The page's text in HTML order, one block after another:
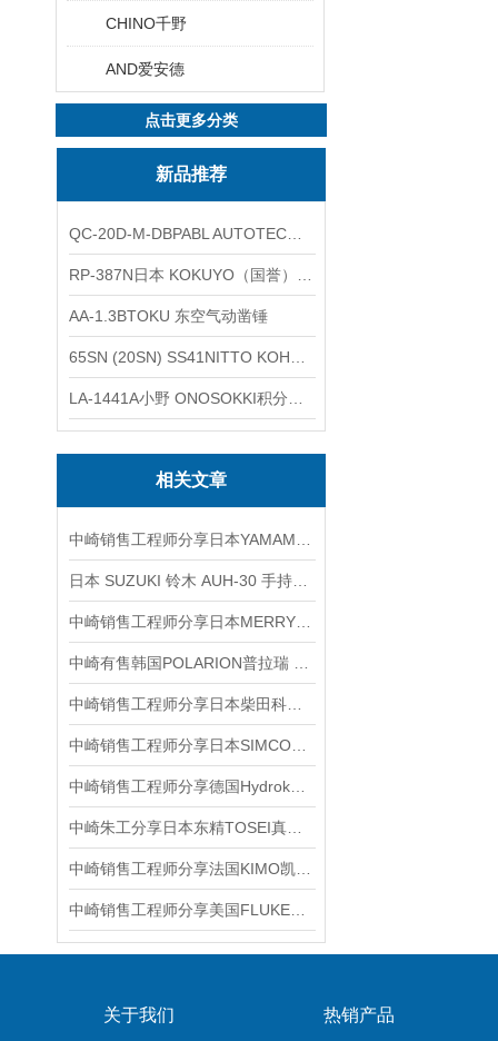
CHINO千野
AND爱安德
点击更多分类
新品推荐
AA-1.3BTOKU 东空气动凿锤
相关文章
关于我们 热销产品